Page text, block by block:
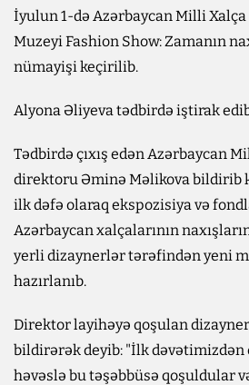
İyulun 1-də Azərbaycan Milli
Muzeyi Fashion Show: Zamanın
nümayişi keçirilib.
Alyona Əliyeva tədbirdə iştirak
Tədbirdə çıxış edən Azərbaycan
direktoru Əminə Məlikova bildirib
ilk dəfə olaraq ekspozisiya və
Azərbaycan xalçalarının
yerli dizaynerlər tərəfindən yeni
hazırlanıb.
Direktor layihəyə qoşulan
bildirərək deyib: "İlk dəvətimizdən
həvəslə bu təşəbbüsə qoşuldular